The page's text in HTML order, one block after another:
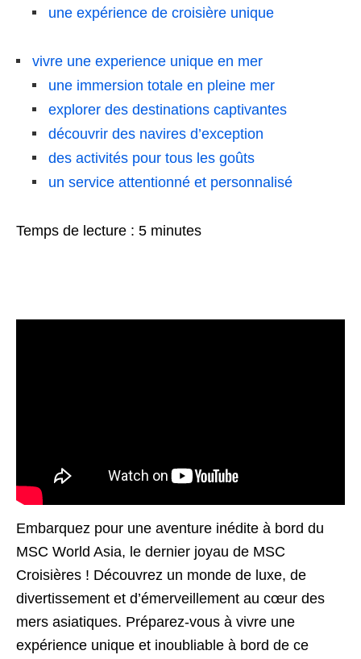
une expérience de croisière unique
vivre une experience unique en mer
une immersion totale en pleine mer
explorer des destinations captivantes
découvrir des navires d’exception
des activités pour tous les goûts
un service attentionné et personnalisé
Temps de lecture : 5 minutes
Embarquez pour une aventure inédite à bord du
MSC World Asia, le dernier joyau de MSC
Croisières ! Découvrez un monde de luxe, de
divertissement et d’émerveillement au cœur des
mers asiatiques. Préparez-vous à vivre une
expérience unique et inoubliable à bord de ce